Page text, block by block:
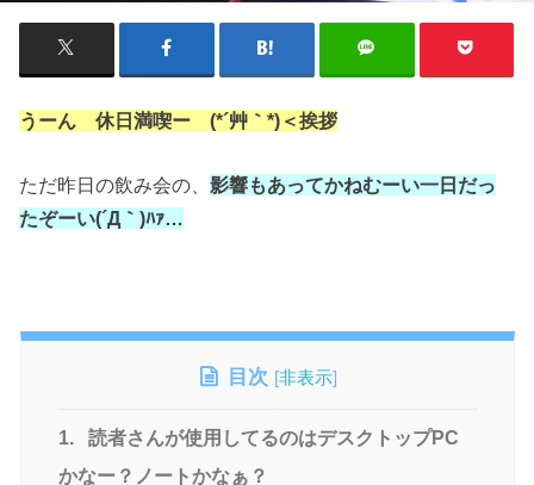
うーん 休日満喫ー (*´艸｀*)＜挨拶
ただ昨日の飲み会の、影響もあってかねむーい一日だっ
たぞーい(´Д｀)ﾊｧ…
目次 [非表示]
1.
読者さんが使用してるのはデスクトップPC
かなー？ノートかなぁ？